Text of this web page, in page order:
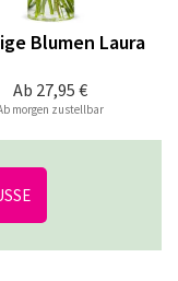
Ab 27,95 €
Blumen Laura
morgen zustellbar